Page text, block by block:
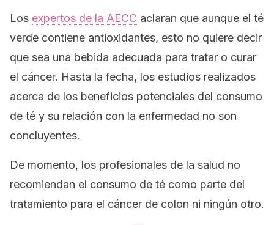
Los expertos de la AECC aclaran que aunque el té
verde contiene antioxidantes, esto no quiere decir
que sea una bebida adecuada para tratar o curar
el cáncer. Hasta la fecha, los estudios realizados
acerca de los beneficios potenciales del consumo
de té y su relación con la enfermedad no son
concluyentes.
De momento, los profesionales de la salud no
recomiendan el consumo de té como parte del
tratamiento para el cáncer de colon ni ningún otro.